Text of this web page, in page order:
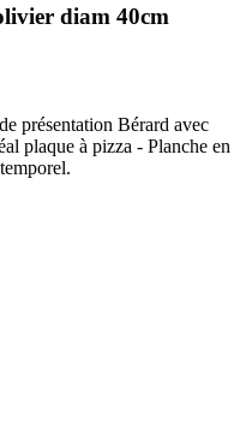
diam 40cm
présentation Bérard avec
plaque à pizza - Planche en